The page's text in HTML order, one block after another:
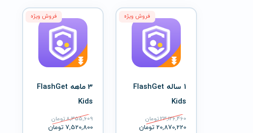
فروش ویژه
1 ساله FlashGet
Kids
23,126,460تومان
20,870,220 تومان
فروش ویژه
3 ماهه FlashGet
Kids
8,355,609تومان
7,520,800 تومان